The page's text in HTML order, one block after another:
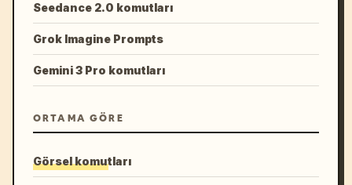
Seedance 2.0 komutları
Grok Imagine Prompts
Gemini 3 Pro komutları
ORTAMA GÖRE
Görsel komutları